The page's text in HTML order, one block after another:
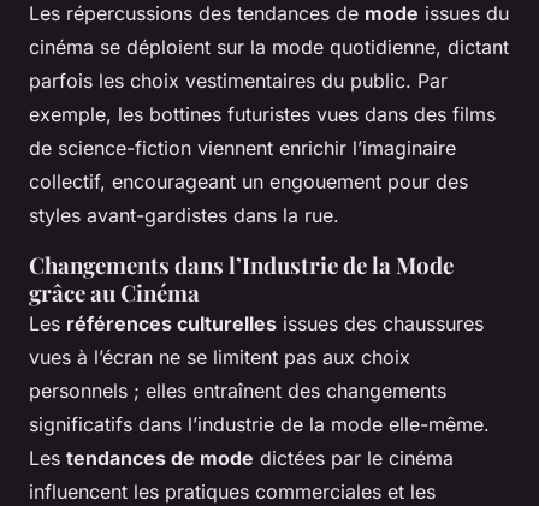
Les répercussions des tendances de mode issues du
cinéma se déploient sur la mode quotidienne, dictant
parfois les choix vestimentaires du public. Par
exemple, les bottines futuristes vues dans des films
de science-fiction viennent enrichir l’imaginaire
collectif, encourageant un engouement pour des
styles avant-gardistes dans la rue.
Changements dans l’Industrie de la Mode
grâce au Cinéma
Les références culturelles issues des chaussures
vues à l’écran ne se limitent pas aux choix
personnels ; elles entraînent des changements
significatifs dans l’industrie de la mode elle-même.
Les tendances de mode dictées par le cinéma
influencent les pratiques commerciales et les